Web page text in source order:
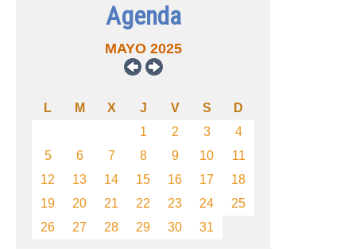
Agenda
MAYO 2025
L M X J V S
D
1
2 3
4
5
6 7 8 9 10
11
12
13 14 15 16 17
18
19
20 21 22 23 24
25
26
27 28 29 30 31